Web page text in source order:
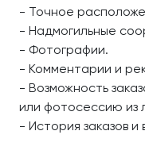
- Точное
- Надмогильные
- Фотографии.
- Комментарии и
- Возможность
или фотосессию из
- История заказов